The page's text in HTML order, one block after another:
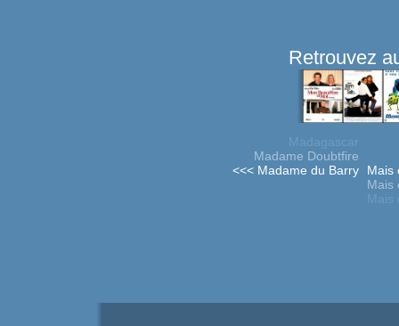
Retrouvez
Madagascar
Madame Doubtfire
<<< Madame du Barry
Mais
Mais
Mais